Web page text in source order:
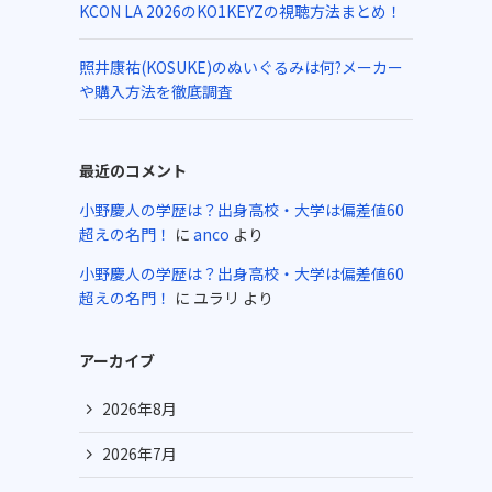
KCON LA 2026のKO1KEYZの視聴方法まとめ！
照井康祐(KOSUKE)のぬいぐるみは何?メーカー
や購入方法を徹底調査
最近のコメント
小野慶人の学歴は？出身高校・大学は偏差値60
超えの名門！ に anco より
小野慶人の学歴は？出身高校・大学は偏差値60
超えの名門！ に ユラリ より
アーカイブ
2026年8月
2026年7月